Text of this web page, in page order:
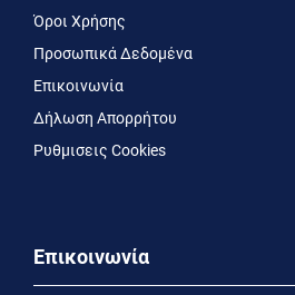
Όροι Χρήσης
Προσωπικά Δεδομένα
Επικοινωνία
Δήλωση Απορρήτου
Ρυθμισεις Cookies
Επικοινωνία